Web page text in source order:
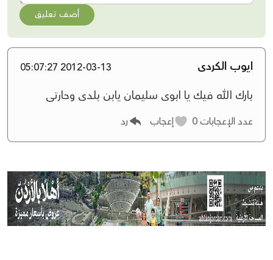
أضف تعليق
ايوب الكردى 2012-03-13 05:07:27
بارك الله فيك يا ابوى سليمان يابن بلدى وحارتى
عدد الإعجابات إعجاب رد